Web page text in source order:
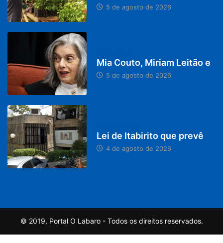
5 de agosto de 2026
Mia Couto, Miriam Leitão e
5 de agosto de 2026
Lei de Itabirito que prevê
4 de agosto de 2026
© 2019, Portal O Labaro - Todos os direitos reservados.